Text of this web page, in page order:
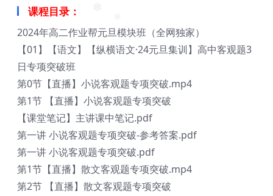
❅❅
课程目录：
2024年高二作业帮元旦模块班（全网独家）
【01】【语文】【纵横语文·24元旦集训】高中客观题3
日专项突破班
第0节【直播】小说客观题专项突破.mp4
第1节 【直播】小说客观题专项突破
【课堂笔记】主讲课中笔记.pdf
第一讲 小说客观题专项突破-参考答案.pdf
第一讲 小说客观题专项突破.pdf
第1节【直播】散文客观题专项突破.mp4
第2节 【直播】散文客观题专项突破